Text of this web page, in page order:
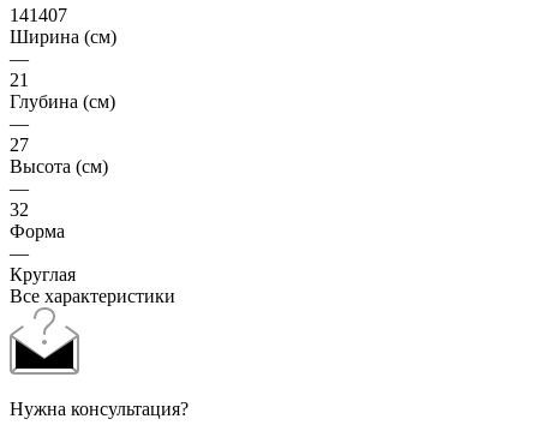
141407
Ширина (см)
—
21
Глубина (см)
—
27
Высота (см)
—
32
Форма
—
Круглая
Все характеристики
Нужна консультация?